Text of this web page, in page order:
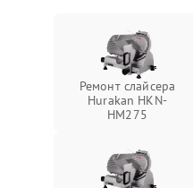
Ремонт слайсера
Hurakan HKN-
HM275